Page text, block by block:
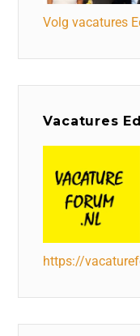
Volg vacatures
Vacatures
https://